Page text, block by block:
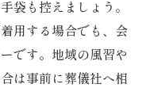
袋も控えましょう。
用する場合でも、会
です。地域の風習や
は事前に葬儀社へ相